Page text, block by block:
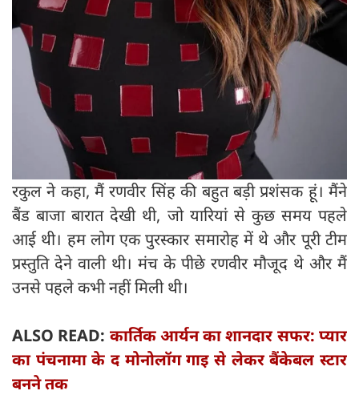
रकुल ने कहा, मैं रणवीर सिंह की बहुत बड़ी प्रशंसक हूं। मैंने
बैंड बाजा बारात देखी थी, जो यारियां से कुछ समय पहले
आई थी। हम लोग एक पुरस्कार समारोह में थे और पूरी टीम
प्रस्तुति देने वाली थी। मंच के पीछे रणवीर मौजूद थे और मैं
उनसे पहले कभी नहीं मिली थी।
ALSO READ: कार्तिक आर्यन का शानदार सफर: प्यार
का पंचनामा के द मोनोलॉग गाइ से लेकर बैंकेबल स्टार
बनने तक